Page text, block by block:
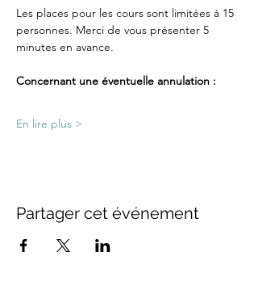
Les places pour les cours sont limitées à 15
personnes. Merci de vous présenter 5
minutes en avance.
Concernant une éventuelle annulation :
En lire plus >
Partager cet événement